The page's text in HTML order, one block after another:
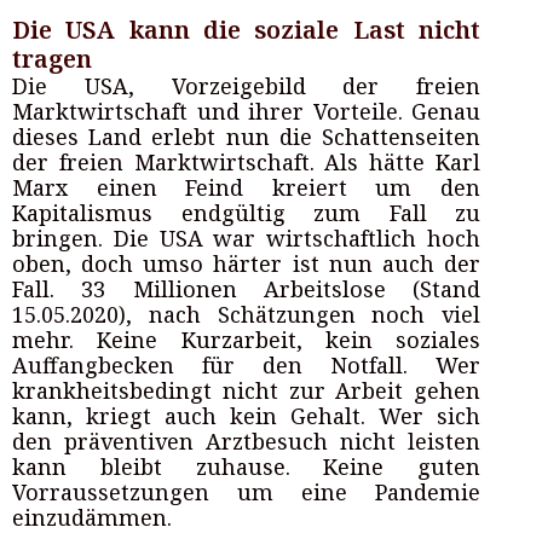
Die USA kann die soziale Last nicht
tragen
Die USA, Vorzeigebild der freien
Marktwirtschaft und ihrer Vorteile. Genau
dieses Land erlebt nun die Schattenseiten
der freien Marktwirtschaft. Als hätte Karl
Marx einen Feind kreiert um den
Kapitalismus endgültig zum Fall zu
bringen. Die USA war wirtschaftlich hoch
oben, doch umso härter ist nun auch der
Fall. 33 Millionen Arbeitslose (Stand
15.05.2020), nach Schätzungen noch viel
mehr. Keine Kurzarbeit, kein soziales
Auffangbecken für den Notfall. Wer
krankheitsbedingt nicht zur Arbeit gehen
kann, kriegt auch kein Gehalt. Wer sich
den präventiven Arztbesuch nicht leisten
kann bleibt zuhause. Keine guten
Vorraussetzungen um eine Pandemie
einzudämmen.